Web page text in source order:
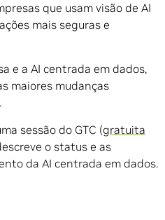
que usam visão de AI
mais seguras e
e a AI centrada em dados,
maiores mudanças
sessão do GTC (gratuita
o status e as
da AI centrada em dados.